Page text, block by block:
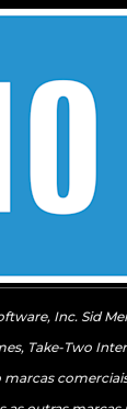
Inc. Sid
Take-Two